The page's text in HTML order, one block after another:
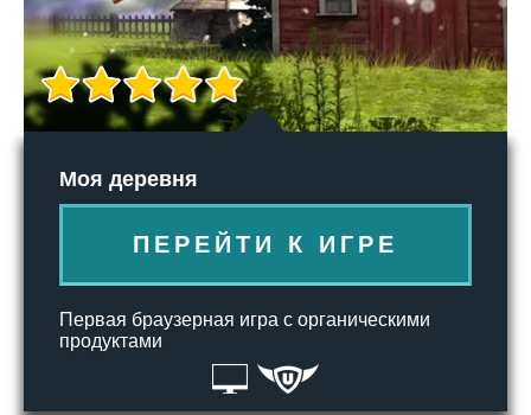
Моя деревня
ПЕРЕЙТИ К ИГРЕ
Первая браузерная игра с органическими
продуктами